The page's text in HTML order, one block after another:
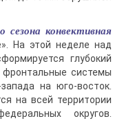
сезона конвективная
На этой неделе над
глубокий
системы
на юго-восток.
на всей территории
округов.